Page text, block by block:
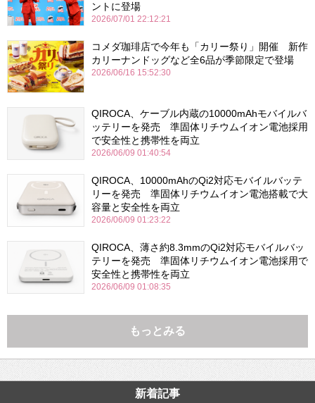
ントに登場
2026/07/01 22:12:21
コメダ珈琲店で今年も「カリー祭り」開催 新作
カリーナンドッグなど全6品が季節限定で登場
2026/06/16 15:52:30
QIROCA、ケーブル内蔵の10000mAhモバイルバ
ッテリーを発売 準固体リチウムイオン電池採用
で安全性と携帯性を両立
2026/06/09 01:40:54
QIROCA、10000mAhのQi2対応モバイルバッテ
リーを発売 準固体リチウムイオン電池搭載で大
容量と安全性を両立
2026/06/09 01:23:22
QIROCA、薄さ約8.3mmのQi2対応モバイルバッ
テリーを発売 準固体リチウムイオン電池採用で
安全性と携帯性を両立
2026/06/09 01:08:35
もっとみる
新着記事